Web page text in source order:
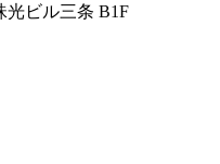
光ビル三条 B1F